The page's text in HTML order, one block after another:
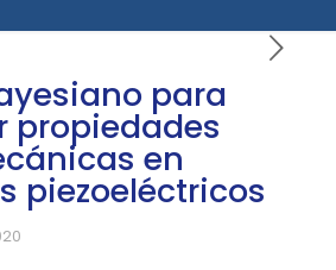
para
propiedades
en
piezoeléctricos